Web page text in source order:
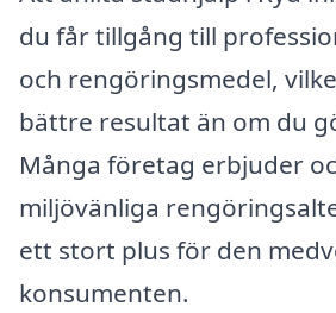
du får tillgång till
och rengöringsmedel,
bättre resultat än om du
Många företag erbjuder
miljövänliga
ett stort plus för den
konsumenten.